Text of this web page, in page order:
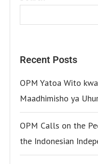
Recent Posts
OPM Yatoa Wito
Maadhimisho ya
OPM Calls on the
the Indonesian